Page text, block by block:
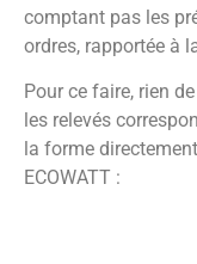
ECOWATT aux
transparence, à la
Il revient donc à
résistances à
gouvernement ou à
l’information en